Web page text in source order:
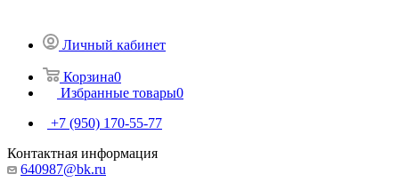
Личный кабинет
Корзина0
Избранные товары0
+7 (950) 170-55-77
Контактная информация
640987@bk.ru